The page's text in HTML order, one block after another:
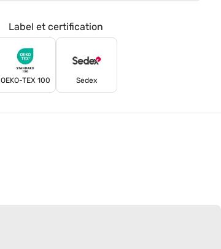
Label et certification
OEKO-TEX 100 Sedex